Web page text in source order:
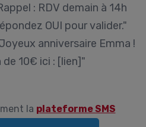
: RDV demain à 14h
OUI pour valider."
anniversaire Emma !
10€ ici : [lien]"
la plateforme SMS